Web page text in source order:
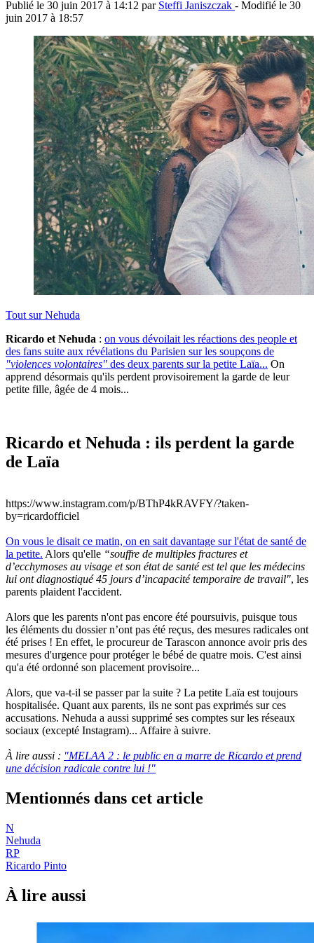
Publié le 30 juin 2017 à 14:12 par Steffi Janiszczak - Modifié le 30
juin 2017 à 18:57
Tout surNehuda
Ricardo et Nehuda : on vous dévoilait les réactions des people et
des fans suite aux révélations du Parisien sur les soupçons de
"violences volontaires" des deux parents sur la petite Laïa... On
apprend désormais qu'ils perdent provisoirement la garde de leur
petite fille, âgée de 4 mois...
Ricardo et Nehuda : ils perdent la garde
de Laïa
https://www.instagram.com/p/BThP4kRAVFY/?taken-
by=ricardofficiel
On vous le disait ce matin, on en sait davantage sur l'état de santé de
la petite. Alors qu'elle “souffre de multiples fractures et
d’ecchymoses au visage et son état de santé est tel que les médecins
lui ont diagnostiqué 45 jours d’incapacité temporaire de travail", les
parents plaident l'accident.
Alors que les parents n'ont pas encore été poursuivis, puisque tous
les éléments du dossier n’ont pas été reçus, des mesures radicales ont
été prises ! En effet, le procureur de Tarascon annonce avoir pris des
mesures d'urgence pour protéger le bébé de quatre mois. C'est ainsi
qu'a été ordonné son placement provisoire...
Alors, que va-t-il se passer par la suite ? La petite Laïa est toujours
hospitalisée. Quant aux parents, ils ne sont pas exprimés sur ces
accusations. Nehuda a aussi supprimé ses comptes sur les réseaux
sociaux (excepté Instagram)... Affaire à suivre.
À lire aussi : "MELAA 2 : le public en a marre de Ricardo et prend
une décision radicale contre lui !"
Mentionnés dans cet article
N
Nehuda
RP
Ricardo Pinto
À lire aussi